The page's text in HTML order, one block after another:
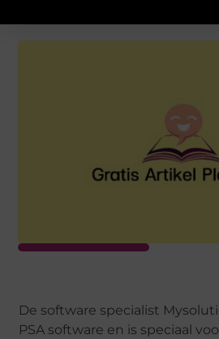
De software specialist
PSA software en is speciaal